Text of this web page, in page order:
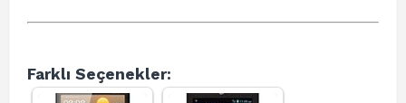
Farklı Seçenekler: